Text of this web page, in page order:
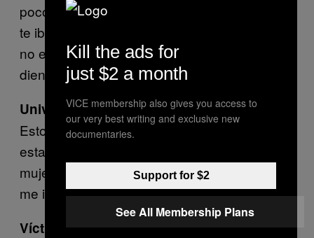
poco lo áspero y con largos eeehhhhh, «qué
te iba a decir, te comento, no, no, no, no, esto
no es así…» Chascan la lengua con sus
dientes para hacerse los interesantes. Puaj.
Universalizar
Esto se les da genial. «Yo creo esto, así que
esta es la opinión que el mundo y las
mujeres tendrán sobre este tema que a mí
me importa mucho».
Víctima
Kill the ads for
just $2 a month
VICE membership also gives you access to
our very best writing and exclusive new
documentaries.
Support for $2
See All Membership Plans